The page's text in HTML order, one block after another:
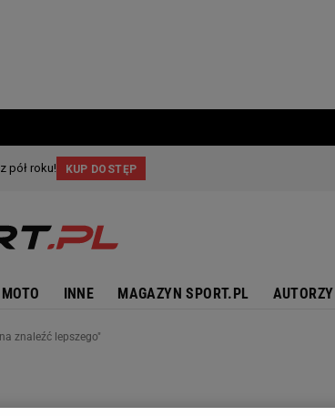
MOTO INNE MAGAZYN SPORT.PL AUTORZY
znaleźć lepszego"